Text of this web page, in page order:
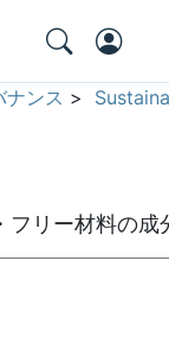
ナンス >
リー材料の成